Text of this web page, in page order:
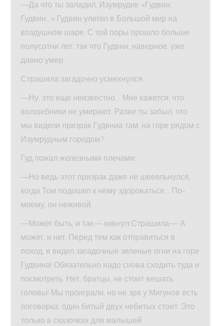
—Да что ты заладил, Изумрудик: «Гудвин,
Гудвин…» Гудвин улетел в Большой мир на
воздушном шаре. С той поры прошло больше
полусотни лет, так что Гудвин, наверное, уже
давно умер.
Страшила загадочно усмехнулся.
—Ну, это еще неизвестно… Мне кажется, что
волшебники не умирают. Разве ты забыл, что
мы видели призрак Гудвниа там, на горе рядом с
Изумрудным городом?
Гуд пожал железными плечами:
—Но ведь этот призрак даже не шевельнулся,
когда Том подошел к нему здороваться… По-
моему, он неживой.
—Может быть, и так,— кивнул Страшила.— А
может, и нет. Перед тем как отправиться в
поход, я видел загадочные зеленые огни на горе
Гудвина! Обязательно надо снова сходить туда и
посмотреть. Нет, братцы, не стоит вешать
головы! Мы проиграли, но не зря у Мигунов есть
поговорка: один битый двух небитых стоит. Это
только в сказочках для малышей